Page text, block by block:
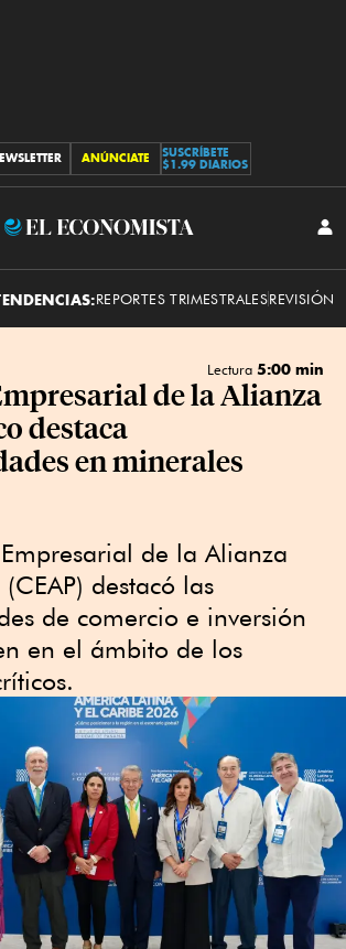
ANÚNCIATE
SUSCRÍBETE
$1.99 DIARIOS
El
REPORTES TRIMESTRALESREVISIÓN
Lectura 5:00 min
de la Alianza
destaca
en minerales
de la Alianza
destacó las
de comercio e inversión
en el ámbito de los